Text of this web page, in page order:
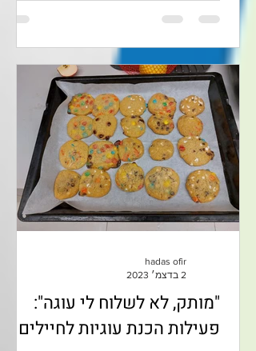
"מותק, לא לשלוח לי עוגה":
פעילות הכנת עוגיות לחיילים
hadas ofir
2 בדצמ׳ 2023